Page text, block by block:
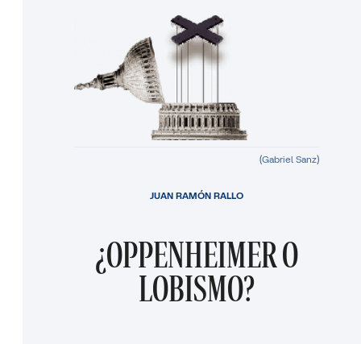
(Gabriel Sanz)
¿OPPENHEIMER O
LOBISMO?
JUAN RAMÓN RALLO